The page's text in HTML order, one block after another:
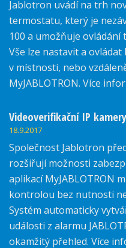
Jablotron uvádí na trh
termostatu, který je
100 a umožňuje ovládání
Vše lze nastavit a
v místnosti, nebo
MyJABLOTRON. Více
Videoverifikační IP kamery
18.9.2017
Společnost Jablotron
rozšiřují možnosti
aplikací MyJABLOTRON
kontrolou bez nutnosti
Systém automaticky
události z alarmu
okamžitý přehled. Více